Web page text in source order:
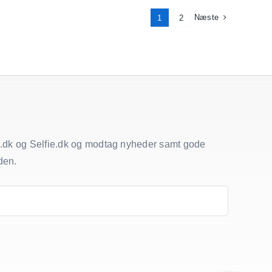
1
2 Næste
og Selfie.dk og modtag nyheder samt gode